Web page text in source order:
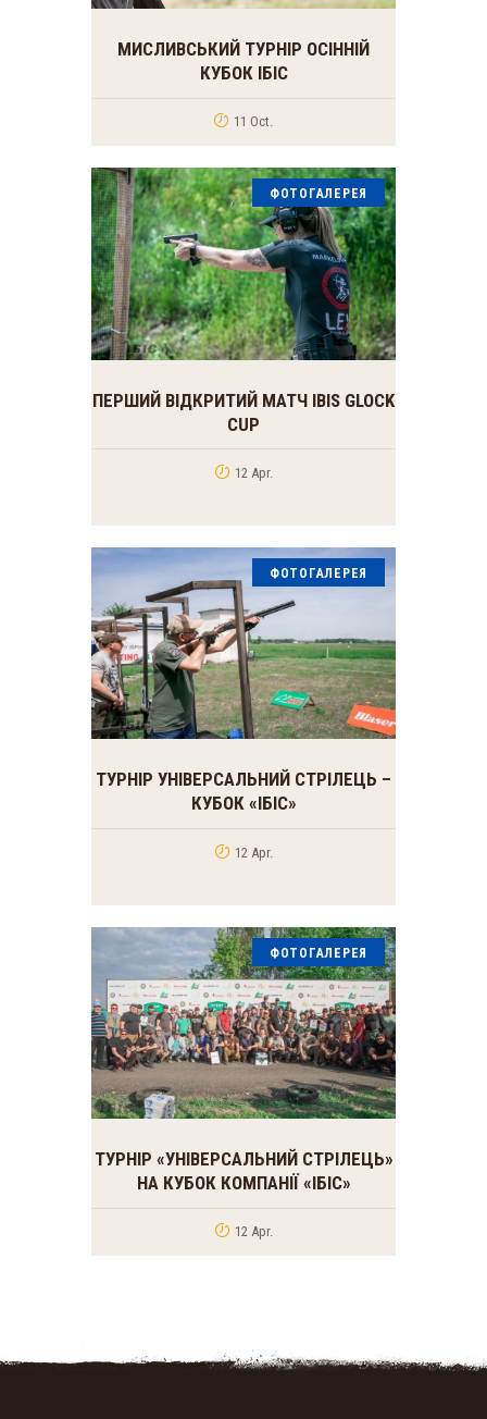
МИСЛИВСЬКИЙ ТУРНІР ОСІННІЙ
КУБОК ІБІС
11 Oct.
ФОТОГАЛЕРЕЯ
ПЕРШИЙ ВІДКРИТИЙ МАТЧ IBIS GLOCK
CUP
12 Apr.
ФОТОГАЛЕРЕЯ
ТУРНІР УНІВЕРСАЛЬНИЙ СТРІЛЕЦЬ –
КУБОК «ІБІС»
12 Apr.
ФОТОГАЛЕРЕЯ
ТУРНІР «УНІВЕРСАЛЬНИЙ СТРІЛЕЦЬ»
НА КУБОК КОМПАНІЇ «ІБІС»
12 Apr.